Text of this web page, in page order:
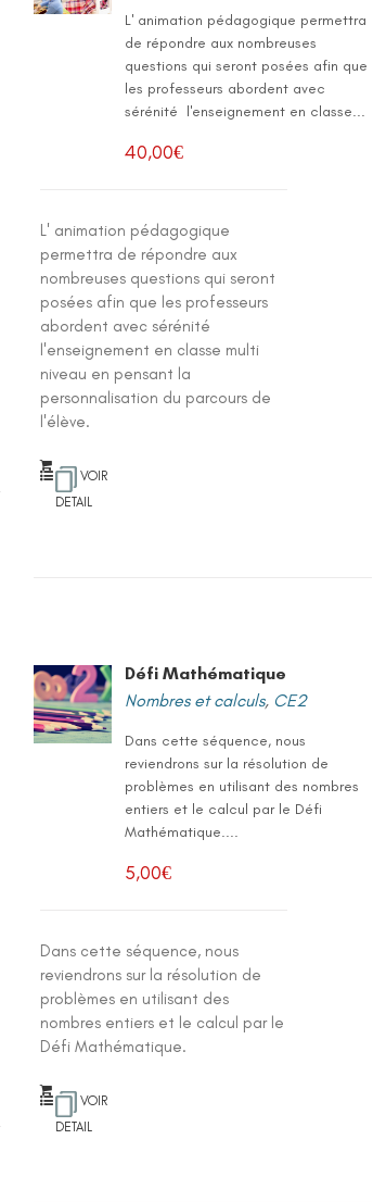
L' animation pédagogique permettra
de répondre aux nombreuses
questions qui seront posées afin que
les professeurs abordent avec
sérénité l'enseignement en classe...
40,00€
L' animation pédagogique
permettra de répondre aux
nombreuses questions qui seront
posées afin que les professeurs
abordent avec sérénité
l'enseignement en classe multi
niveau en pensant la
personnalisation du parcours de
l'élève.
VOIR
DETAIL
Défi Mathématique
Nombres et calculs, CE2
Dans cette séquence, nous
reviendrons sur la résolution de
problèmes en utilisant des nombres
entiers et le calcul par le Défi
Mathématique....
5,00€
Dans cette séquence, nous
reviendrons sur la résolution de
problèmes en utilisant des
nombres entiers et le calcul par le
Défi Mathématique.
VOIR
DETAIL